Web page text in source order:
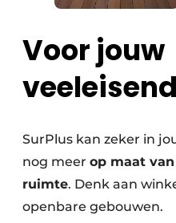
Voor jouw
SurPlus kan zeker in
nog meer op maat
ruimte. Denk aan
openbare gebouwen.